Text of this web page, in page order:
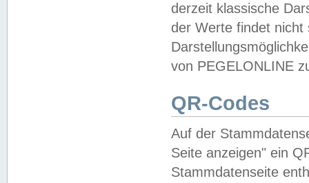
derzeit klassische
der Werte findet
von PEGELONLINE
QR-Codes
Auf der
Seite anzeigen" ein
Stammdatenseite